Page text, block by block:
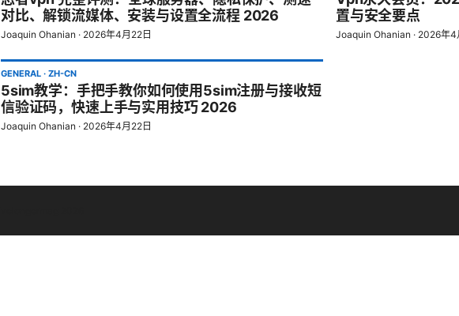
对比、解锁流媒体、安装与设置全流程 2026
Joaquin Ohanian · 2026年4月22日
置与安全要点
Joaquin Ohanian · 2026年4
GENERAL · ZH-CN
5sim教学：手把手教你如何使用5sim注册与接收短
信验证码，快速上手与实用技巧 2026
Joaquin Ohanian · 2026年4月22日